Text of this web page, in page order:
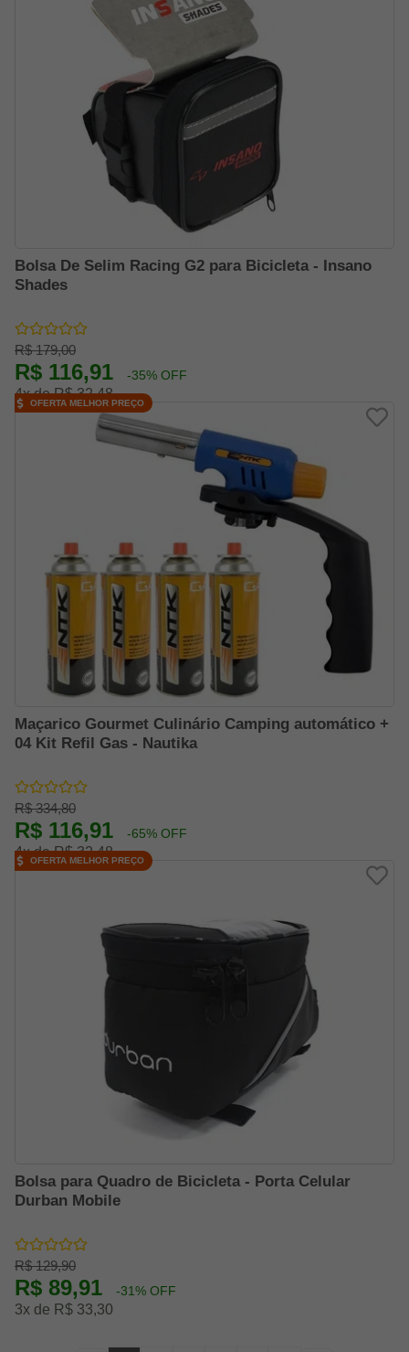
Bolsa De Selim Racing G2 para Bicicleta - Insano
Shades
R$ 179,00
R$ 116,91 -35% OFF
4x de R$ 32,48
Maçarico Gourmet Culinário Camping automático +
04 Kit Refil Gas - Nautika
R$ 334,80
R$ 116,91 -65% OFF
4x de R$ 32,48
OFERTA MELHOR PREÇO
Bolsa para Quadro de Bicicleta - Porta Celular
Durban Mobile
R$ 129,90
R$ 89,91 -31% OFF
3x de R$ 33,30
OFERTA MELHOR PREÇO